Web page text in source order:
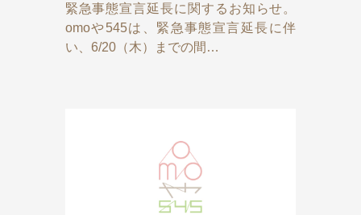
緊急事態宣言延長に関するお知らせ。
omoや545は、緊急事態宣言延長に伴
い、6/20（木）までの間…